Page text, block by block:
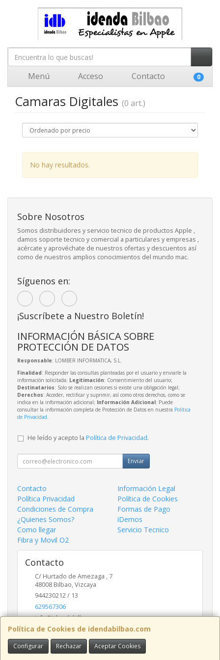
Menú Acceso Contacto 0
Camaras Digitales (0 art.)
No hay resultados.
Política de Cookies de idendabilbao.com
Configurar Rechazar Aceptar Cookies
Sobre Nosotros
Somos distribuidores y servicio tecnico de productos Apple ,
damos soporte tecnico y comercial a particulares y empresas ,
acércate y aprovéchate de nuestros ofertas y descuentos así
como de nuestros amplios conocimientos del mundo mac.
Síguenos en:
¡Suscríbete a Nuestro Boletín!
INFORMACIÓN BÁSICA SOBRE
PROTECCIÓN DE DATOS
Responsable: LOMBER INFORMATICA, S.L.
Finalidad: Responder las consultas planteadas por el usuario y enviarle la
información solicitada; Legitimación: Consentimiento del usuario;
Destinatarios: Solo se realizan cesiones si existe una obligación legal;
Derechos: Acceder, rectificar y suprimir, así como otros derechos, como se
indica en la información adicional; Información Adicional: Puede
consultar la información completa de Protección de Datos en nuestra Política
de Privacidad.
He leído y acepto la Política de Privacidad.
Enviar
Contacto
Información Legal
Política Privacidad
Política de Cookies
Condiciones de Compra
Formas de Pago
¿Quienes Somos?
iDemos
Como llegar
Servicio Tecnico
Fibra y Movil O2
Contacto
C/ Hurtado de Amezaga , 7
48008 Bilbao,Vizcaya
944230212 / 13
629567306
info@idendabilbao.com
Horario